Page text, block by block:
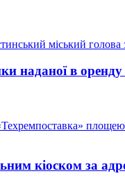
міський голова
наданої в
кіоском за